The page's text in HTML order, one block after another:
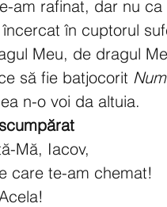
am rafinat, dar nu ca
în cuptorul
Meu, de dragul
să fie batjocorit
n-o voi da altuia.
Mă, Iacov,
care te-am chemat!